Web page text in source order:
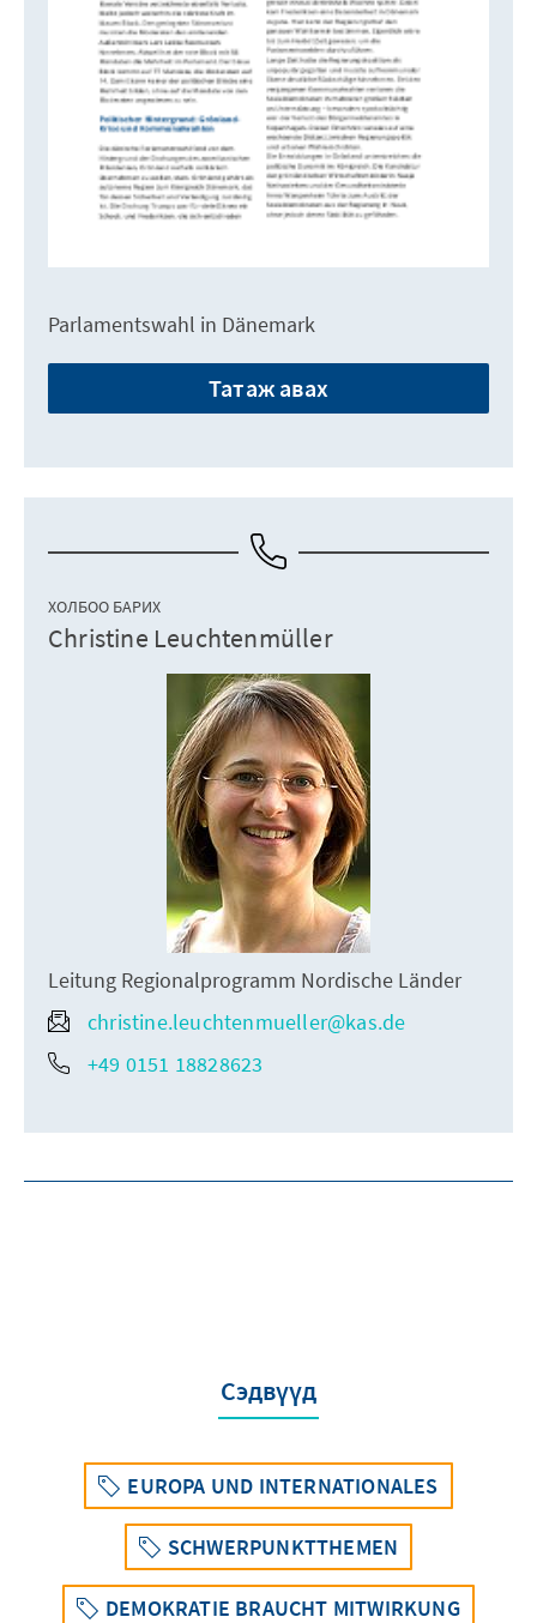
Parlamentswahl in Dänemark
Татаж авах
ХОЛБОО БАРИХ
Christine Leuchtenmüller
Leitung Regionalprogramm Nordische Länder
christine.leuchtenmueller@kas.de
+49 0151 18828623
Сэдвүүд
EUROPA UND INTERNATIONALES
SCHWERPUNKTTHEMEN
DEMOKRATIE BRAUCHT MITWIRKUNG